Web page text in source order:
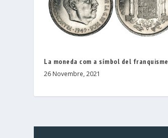
La moneda com a símbol del franquisme
26 Novembre, 2021